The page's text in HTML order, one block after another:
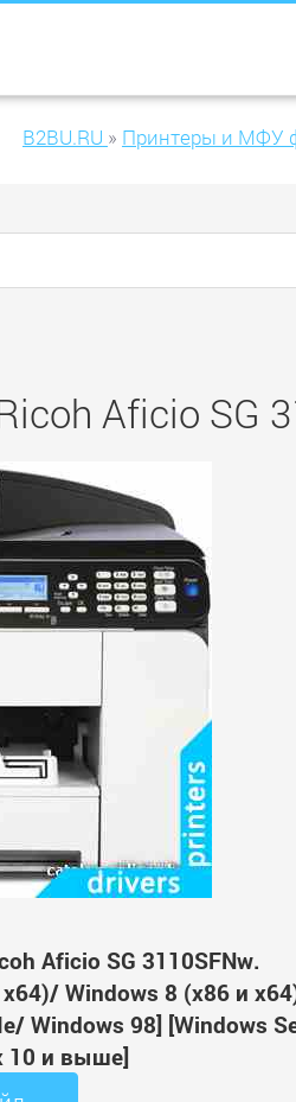
B2BU.RU » Принтеры и МФУ
Aficio SG
Aficio SG 3110SFNw.
Windows 8 (x86 и
Windows 98] [Windows
10 и выше]